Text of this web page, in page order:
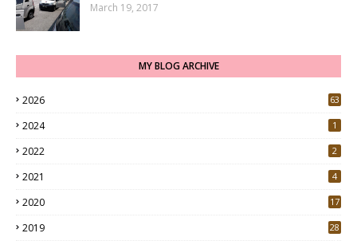
March 19, 2017
MY BLOG ARCHIVE
2026 63
2024 1
2022 2
2021 4
2020
17
2019
28